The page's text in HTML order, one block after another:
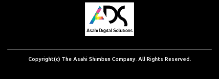
Copyright(c) The Asahi Shimbun Company. All Rights Reserved.